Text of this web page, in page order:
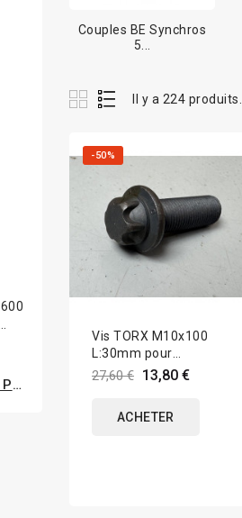
Tous Les Nouveaux Produits
Couples BE Synchros
5...
Il y a 224 produits.
-50%
Vis TORX M10x100
L:30mm pour
autobloquant JB3 /
27,60 € 13,80 €
ACHETER